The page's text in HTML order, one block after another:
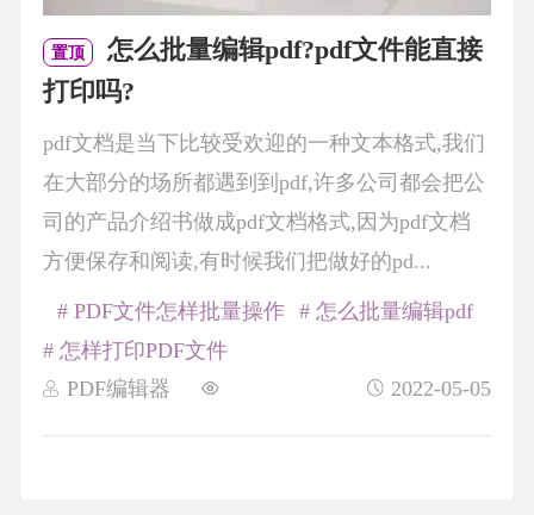
置顶
怎么批量编辑pdf?pdf文件能直接
打印吗?
pdf文档是当下比较受欢迎的一种文本格式,我们
在大部分的场所都遇到到pdf,许多公司都会把公
司的产品介绍书做成pdf文档格式,因为pdf文档
方便保存和阅读,有时候我们把做好的pd...
PDF编辑器 2022-05-05
# PDF文件怎样批量操作
# 怎么批量编辑pdf
# 怎样打印PDF文件